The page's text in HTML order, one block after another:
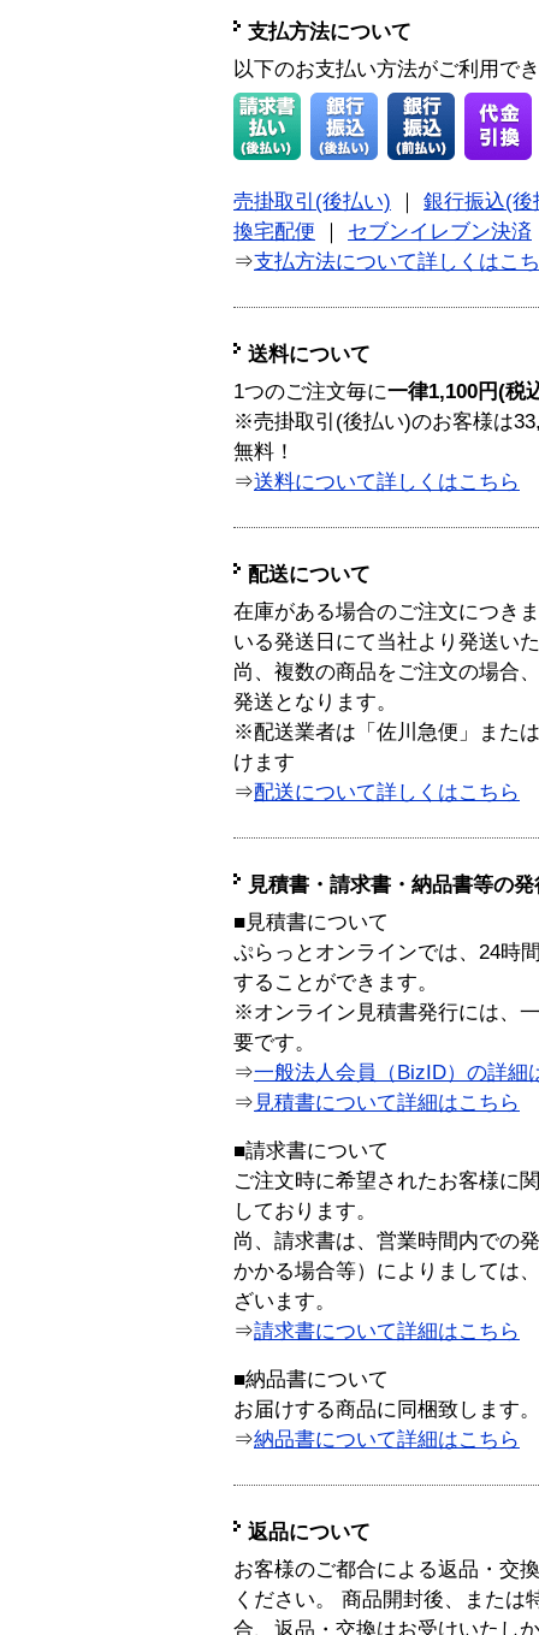
支払方法について
以下のお支払い方法がご利用で
売掛取引(後払い)
銀行振込(後
換宅配便
セブンイレブン決済
⇒支払方法について詳しくはこ
送料について
1つのご注文毎に一律1,100円(税
※売掛取引(後払い)のお客様は
無料！
⇒送料について詳しくはこちら
配送について
在庫がある場合のご注文につき
いる発送日にて当社より発送い
尚、複数の商品をご注文の場合
発送となります。
※配送業者は「佐川急便」また
けます
⇒配送について詳しくはこちら
見積書・請求書・納品書等の
■見積書について
ぷらっとオンラインでは、24時
することができます。
※オンライン見積書発行には、
要です。
⇒一般法人会員（BizID）の詳細
⇒ 見積書について詳細はこちら
■請求書について
ご注文時に希望されたお客様に
しております。
尚、請求書は、営業時間内での
かかる場合等）によりましては
ざいます。
⇒請求書について詳細はこちら
■納品書について
お届けする商品に同梱致します。
⇒納品書について詳細はこちら
返品について
お客様のご都合による返品・交
ください。 商品開封後、または
合、返品・交換はお受けいたし